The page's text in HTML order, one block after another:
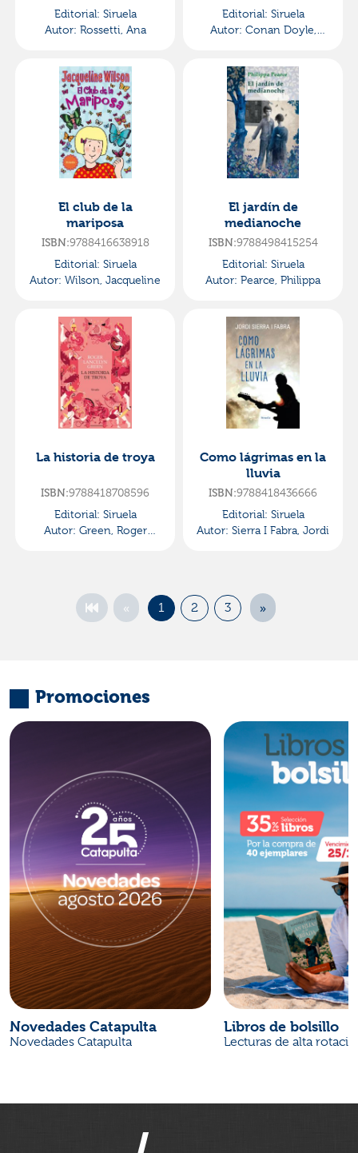
Editorial: Siruela
Autor: Rossetti, Ana
Editorial: Siruela
Autor: Conan Doyle,
El club de la
mariposa
ISBN:9788416638918
Editorial: Siruela
Autor: Wilson, Jacqueline
El jardín de
medianoche
ISBN:9788498415254
Editorial: Siruela
Autor: Pearce, Philippa
La historia de troya
ISBN:9788418708596
Editorial: Siruela
Autor: Green, Roger
Como lágrimas en la
lluvia
ISBN:9788418436666
Editorial: Siruela
Autor: Sierra I Fabra, Jordi
« 1 2 3 »
Promociones
Novedades Catapulta
Novedades Catapulta
Libros de bolsillo
Lecturas de alta